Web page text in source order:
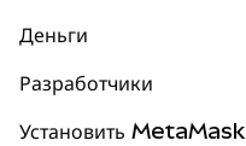
Прогнозы
Перпы НОВИНКА
Деньги
Разработчики
Установить MetaMask